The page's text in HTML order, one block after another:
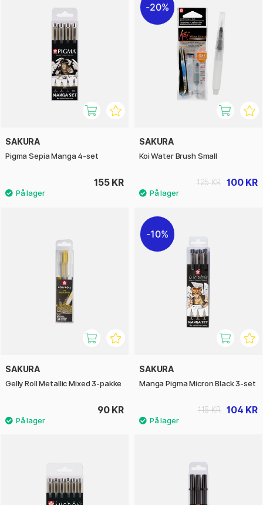
SAKURA
Pigma Sepia Manga 4-set
155 KR
20%
SAKURA
Koi Water Brush Small
100 KR
125 KR
SAKURA
Gelly Roll Metallic Mixed 3-pakke
90 KR
10%
SAKURA
Manga Pigma Micron Black 3-set
104 KR
115 KR